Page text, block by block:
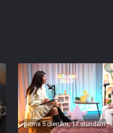
pirms 5 dienām, 17 stundām